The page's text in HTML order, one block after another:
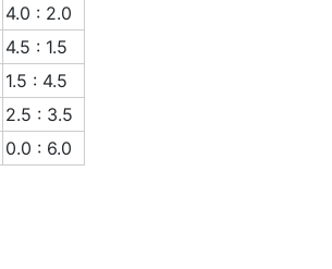
4.0 : 2.0
4.5 : 1.5
1.5 : 4.5
2.5 : 3.5
0.0 : 6.0